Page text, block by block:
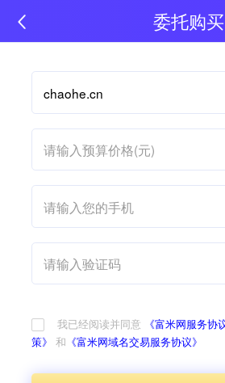
委托购买
我已经阅读并同意 《富米网服务协
策》 和 《富米网域名交易服务协议》